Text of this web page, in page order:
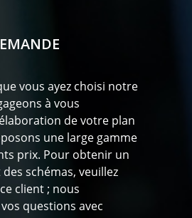
vous ayez choisi notre
à vous
de votre plan
une large gamme
prix. Pour obtenir un
schémas, veuillez
client ; nous
questions avec